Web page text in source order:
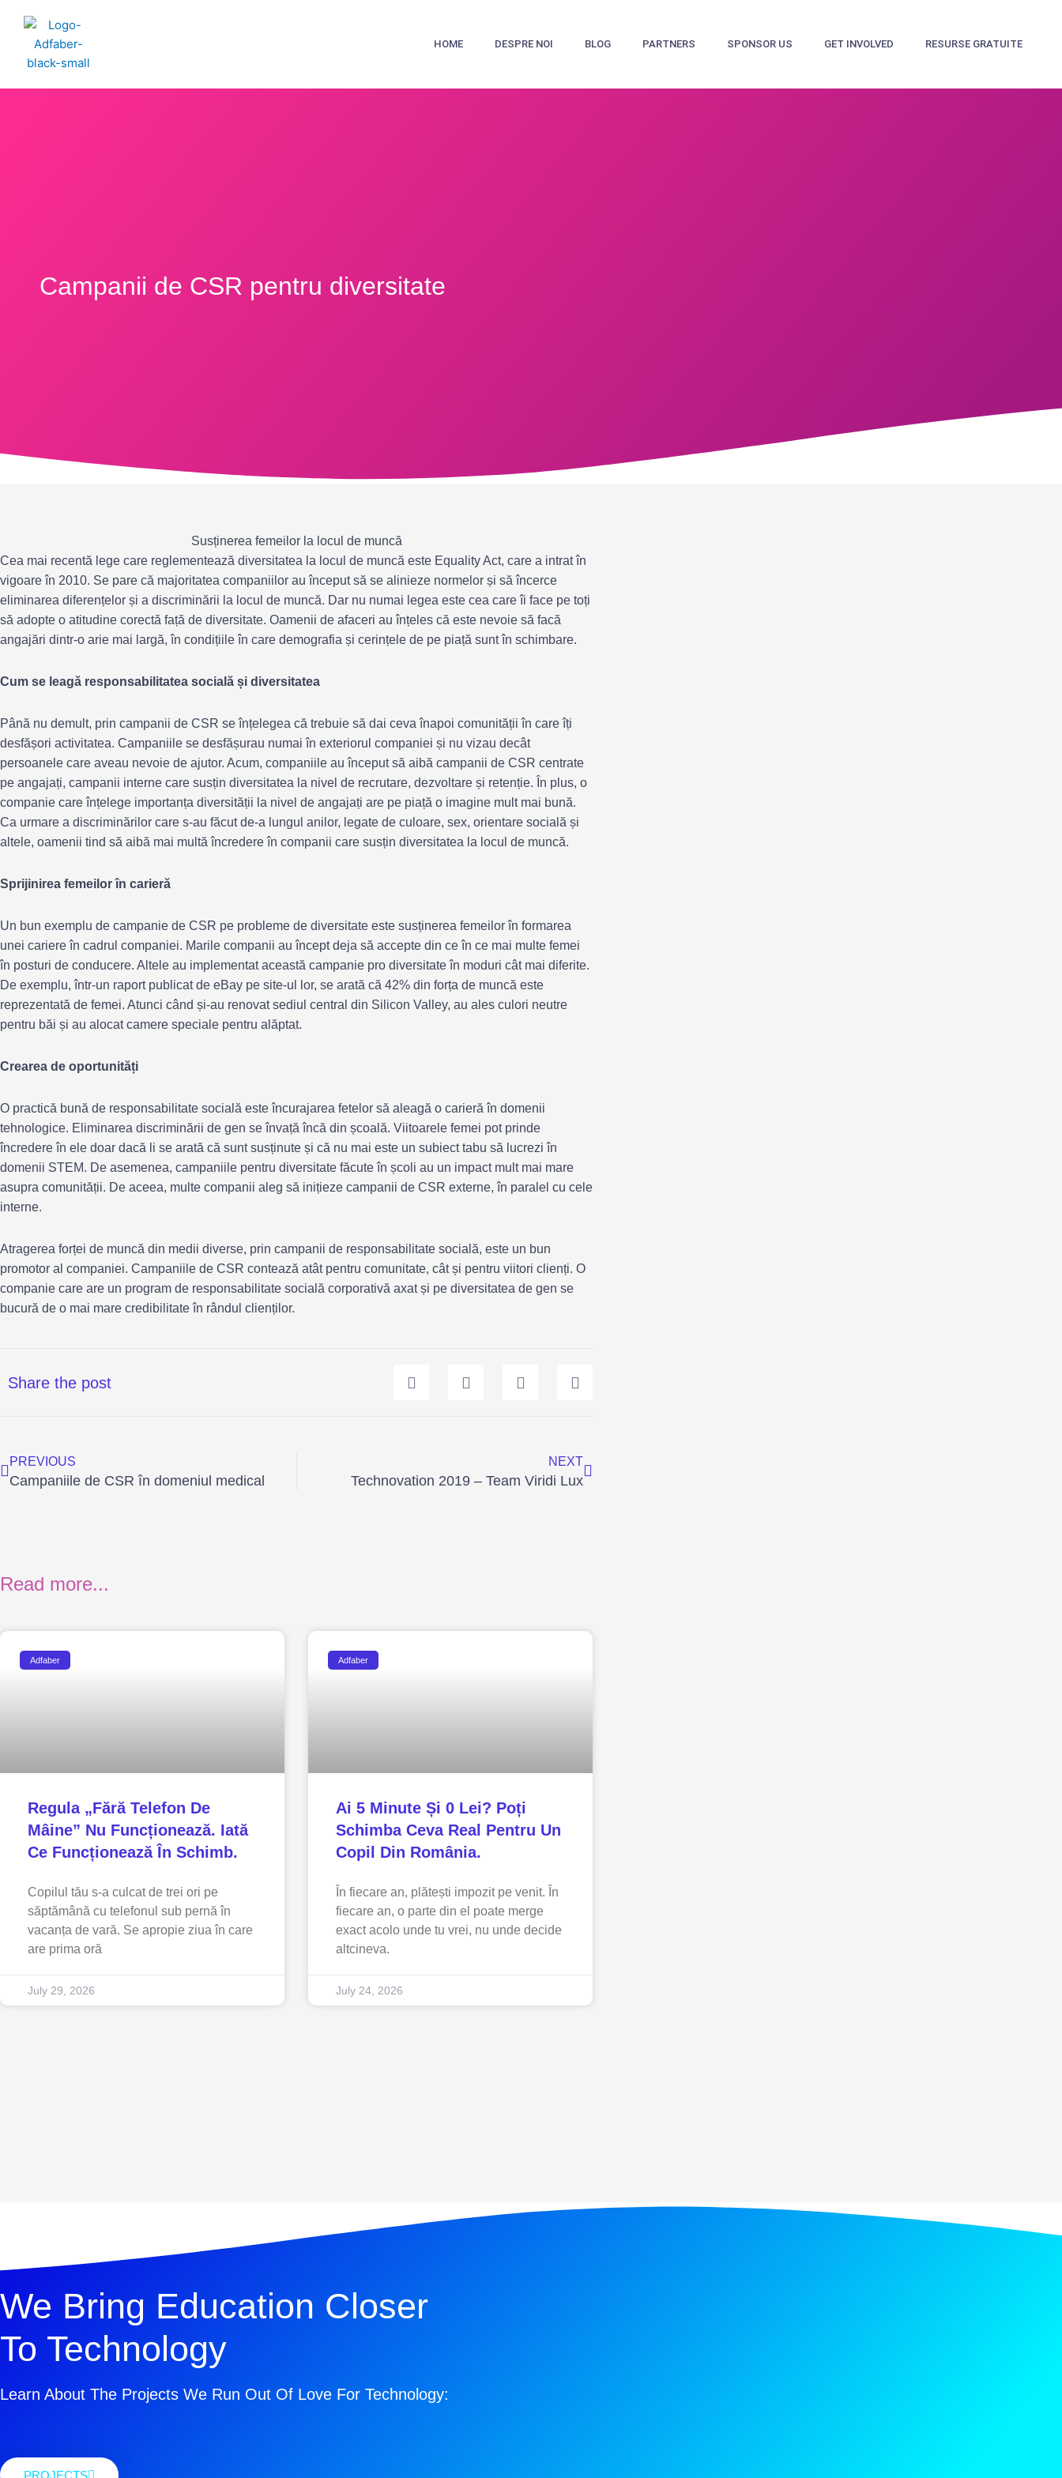
content
HOME DESPRE NOI BLOG PARTNERS SPONSOR US GET INVOLVED RESURSE GRATUITE
Campanii de CSR pentru diversitate
Susținerea femeilor la locul de muncă
Cea mai recentă lege care reglementează diversitatea la locul de muncă este Equality Act, care a intrat în
vigoare în 2010. Se pare că majoritatea companiilor au început să se alinieze normelor și să încerce
eliminarea diferențelor și a discriminării la locul de muncă. Dar nu numai legea este cea care îi face pe toți
să adopte o atitudine corectă față de diversitate. Oamenii de afaceri au înțeles că este nevoie să facă
angajări dintr-o arie mai largă, în condițiile în care demografia și cerințele de pe piață sunt în schimbare.
Cum se leagă responsabilitatea socială și diversitatea
Până nu demult, prin campanii de CSR se înțelegea că trebuie să dai ceva înapoi comunității în care îți
desfășori activitatea. Campaniile se desfășurau numai în exteriorul companiei și nu vizau decât
persoanele care aveau nevoie de ajutor. Acum, companiile au început să aibă campanii de CSR centrate
pe angajați, campanii interne care susțin diversitatea la nivel de recrutare, dezvoltare și retenție. În plus, o
companie care înțelege importanța diversității la nivel de angajați are pe piață o imagine mult mai bună.
Ca urmare a discriminărilor care s-au făcut de-a lungul anilor, legate de culoare, sex, orientare socială și
altele, oamenii tind să aibă mai multă încredere în companii care susțin diversitatea la locul de muncă.
Sprijinirea femeilor în carieră
Un bun exemplu de campanie de CSR pe probleme de diversitate este susținerea femeilor în formarea
unei cariere în cadrul companiei. Marile companii au încept deja să accepte din ce în ce mai multe femei
în posturi de conducere. Altele au implementat această campanie pro diversitate în moduri cât mai diferite.
De exemplu, într-un raport publicat de eBay pe site-ul lor, se arată că 42% din forța de muncă este
reprezentată de femei. Atunci când și-au renovat sediul central din Silicon Valley, au ales culori neutre
pentru băi și au alocat camere speciale pentru alăptat.
Crearea de oportunități
O practică bună de responsabilitate socială este încurajarea fetelor să aleagă o carieră în domenii
tehnologice. Eliminarea discriminării de gen se învață încă din școală. Viitoarele femei pot prinde
încredere în ele doar dacă li se arată că sunt susținute și că nu mai este un subiect tabu să lucrezi în
domenii STEM. De asemenea, campaniile pentru diversitate făcute în școli au un impact mult mai mare
asupra comunității. De aceea, multe companii aleg să inițieze campanii de CSR externe, în paralel cu cele
interne.
Atragerea forței de muncă din medii diverse, prin campanii de responsabilitate socială, este un bun
promotor al companiei. Campaniile de CSR contează atât pentru comunitate, cât și pentru viitori clienți. O
companie care are un program de responsabilitate socială corporativă axat și pe diversitatea de gen se
bucură de o mai mare credibilitate în rândul clienților.
Share the post
PREVIOUS
Campaniile de CSR în domeniul medical
NEXT
Technovation 2019 – Team Viridi Lux
Read more...
Adfaber
Regula „fără Telefon De
Mâine” Nu Funcționează. Iată
Ce Funcționează În Schimb.
Copilul tău s-a culcat de trei ori pe
săptămână cu telefonul sub pernă în
vacanța de vară. Se apropie ziua în care
are prima oră
July 29, 2026
Adfaber
Ai 5 Minute Și 0 Lei? Poți
Schimba Ceva Real Pentru Un
Copil Din România.
În fiecare an, plătești impozit pe venit. În
fiecare an, o parte din el poate merge
exact acolo unde tu vrei, nu unde decide
altcineva.
July 24, 2026
We Bring Education Closer
To Technology
Learn About The Projects We Run Out Of Love For Technology:
PROJECTS